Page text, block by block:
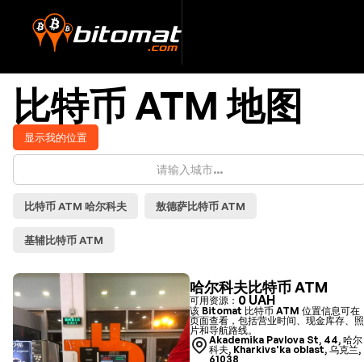
比特币 ATM 地图
显示我的位置
比特币 ATM 哈尔科夫 敖德萨比特币 ATM
基辅比特币 ATM
哈尔科夫比特币 ATM
可用资源： 0 UAH
该 Bitomat 比特币 ATM 位置信息可在
页面查看，包括营业时间、现金库存、照
片和导航路线。
Akademika Pavlova St, 44, 哈尔
科夫, Kharkivs'ka oblast, 乌克兰,
61038